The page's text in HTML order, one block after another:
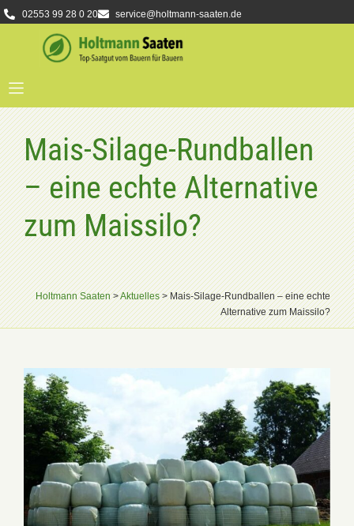
02553 99 28 0 20 service@holtmann-saaten.de
Mais-Silage-Rundballen
– eine echte Alternative
zum Maissilo?
Holtmann Saaten>Aktuelles>Mais-Silage-Rundballen – eine echte
Alternative zum Maissilo?